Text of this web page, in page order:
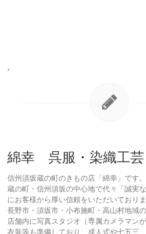
•
綿幸 呉服・染織工芸
信州須坂蔵の町のきもの店「綿幸」です。
蔵の町・信州須坂の中心地で代々「誠実
にお客様から厚い信頼をいただいておりま
長野市・須坂市・小布施町・高山村地域の
店舗内に写真スタジオ（専属カメラマン
衣装等も準備しており、成人式や七五三